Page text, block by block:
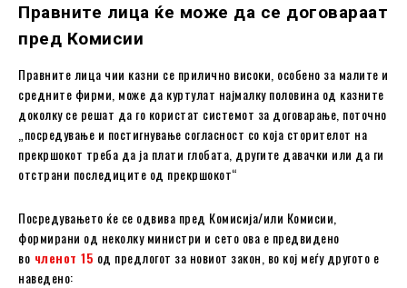
Правните лица ќе може да се договараат
пред Комисии
Правните лица чии казни се прилично високи, особено за малите и
средните фирми, може да куртулат најмалку половина од казните
доколку се решат да го користат системот за договарање, поточно
„посредување и постигнување согласност со која сторителот на
прекршокот треба да ја плати глобата, другите давачки или да ги
отстрани последиците од прекршокот“
Посредувањето ќе се одвива пред Комисија/или Комисии,
формирани од неколку министри и сето ова е предвидено
во членот 15 од предлогот за новиот закон, во кој меѓу другото е
наведено: